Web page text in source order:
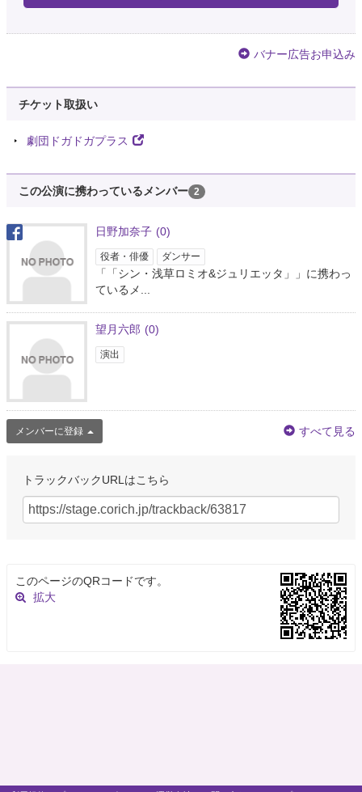
バナー広告お申込み
チケット取扱い
劇団ドガドガプラス
この公演に携わっているメンバー 2
日野加奈子 (0)
役者・俳優 ダンサー
「「シン・浅草ロミオ&ジュリエッタ」」に携わっ
ているメ...
望月六郎 (0)
演出
メンバーに登録 すべて見る
トラックバックURLはこちら
このページのQRコードです。
拡大